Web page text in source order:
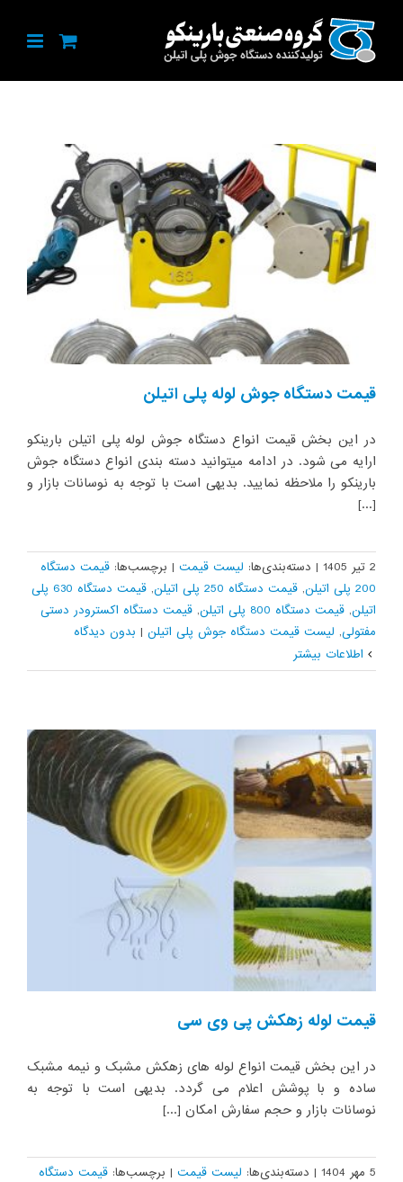
content
قیمت دستگاه جوش لوله پلی اتیلن
در این بخش قیمت انواع دستگاه جوش لوله پلی اتیلن بارینکو
ارایه می شود. در ادامه میتوانید دسته بندی انواع دستگاه جوش
بارینکو را ملاحظه نمایید. بدیهی است با توجه به نوسانات بازار و
[...]
2 تیر 1405 | دسته‌بندی‌ها: لیست قیمت | برچسب‌ها: قیمت دستگاه
200 پلی اتیلن
, قیمت دستگاه 250 پلی اتیلن ,
قیمت دستگاه 630 پلی
اتیلن, قیمت دستگاه 800 پلی اتیلن , قیمت دستگاه اکسترودر دستی
مفتولی, لیست قیمت دستگاه جوش پلی اتیلن | بدون ديدگاه
اطلاعات بیشتر
قیمت لوله زهکش پی وی سی
در این بخش قیمت انواع لوله های زهکش مشبک و نیمه مشبک
ساده و با پوشش اعلام می گردد. بدیهی است با توجه به
نوسانات بازار و حجم سفارش امکان [...]
5 مهر 1404 | دسته‌بندی‌ها: لیست قیمت | برچسب‌ها: قیمت دستگاه